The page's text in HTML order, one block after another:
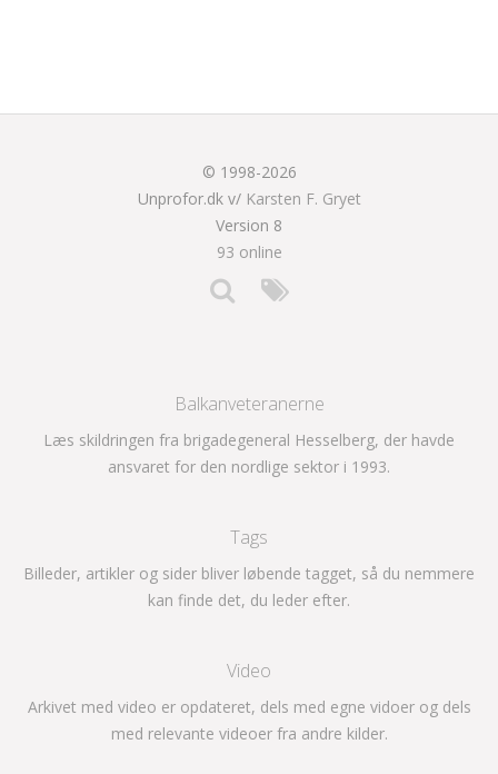
© 1998-2026
Unprofor.dk v/ Karsten F. Gryet
Version 8
93 online
Balkanveteranerne
Læs skildringen fra brigadegeneral Hesselberg, der havde
ansvaret for den nordlige sektor i 1993.
Tags
Billeder, artikler og sider bliver løbende tagget, så du nemmere
kan finde det, du leder efter.
Video
Arkivet med video er opdateret, dels med egne vidoer og dels
med relevante videoer fra andre kilder.